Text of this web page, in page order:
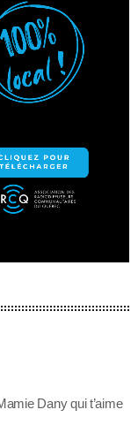
Dany qui t’aime